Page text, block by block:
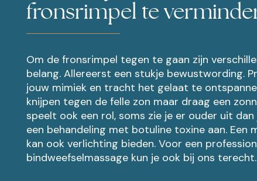
fronsrimpel te
Om de fronsrimpel tegen te gaan zijn
belang. Allereerst een stukje bewustwording.
jouw mimiek en tracht het gelaat te
knijpen tegen de felle zon maar draag een
speelt ook een rol, soms zie je er ouder uit
een behandeling met botuline toxine aan. Een
kan ook verlichting bieden. Voor een
bindweefselmassage kun je ook bij ons terecht.